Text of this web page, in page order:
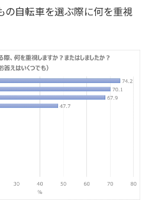
の自転車を選ぶ際に何を重視